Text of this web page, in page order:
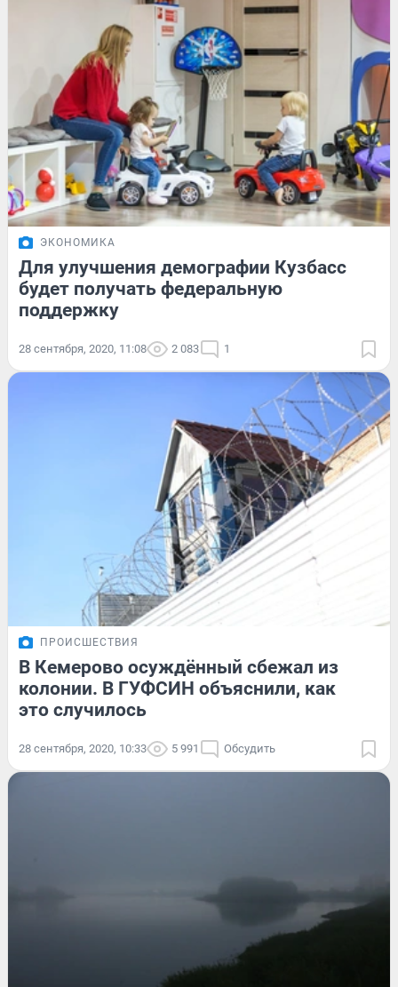
ЭКОНОМИКА
Для улучшения демографии Кузбасс
будет получать федеральную
поддержку
28 сентября, 2020, 11:08 2 083 1
ПРОИСШЕСТВИЯ
В Кемерово осуждённый сбежал из
колонии. В ГУФСИН объяснили, как
это случилось
28 сентября, 2020, 10:33 5 991 Обсудить